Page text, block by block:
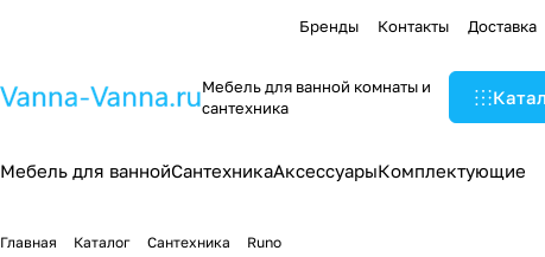
Бренды Контакты Доставка
Мебель для ванной комнаты и
сантехника
Мебель для ваннойСантехникаАксессуарыКомплектующие
Главная Каталог Сантехника Runo